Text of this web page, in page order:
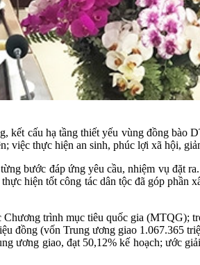
kết cấu hạ tầng thiết yếu vùng đồng bào
thực hiện an sinh, phúc lợi xã hội,
bước đáp ứng yêu cầu, nhiệm vụ đặt
hiện tốt công tác dân tộc đã góp phần
trình mục tiêu quốc gia
(vốn Trung ương giao 1.067.365
ương giao, đạt 50,12% kế hoạch; ước